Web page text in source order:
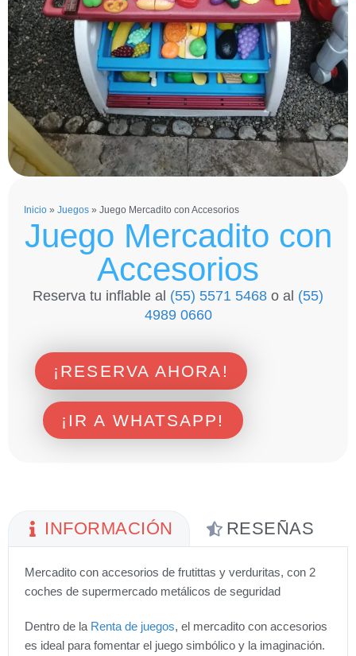
Inicio » Juegos » Juego Mercadito con Accesorios
Juego Mercadito con
Accesorios
Reserva tu inflable al (55) 5571 5468 o al (55)
4989 0660
¡RESERVA AHORA!
¡IR A WHATSAPP!
INFORMACIÓN RESEÑAS
Mercadito con accesorios de frutittas y verduritas, con 2
coches de supermercado metálicos de seguridad
Dentro de la Renta de juegos, el mercadito con accesorios
es ideal para fomentar el juego simbólico y la imaginación.